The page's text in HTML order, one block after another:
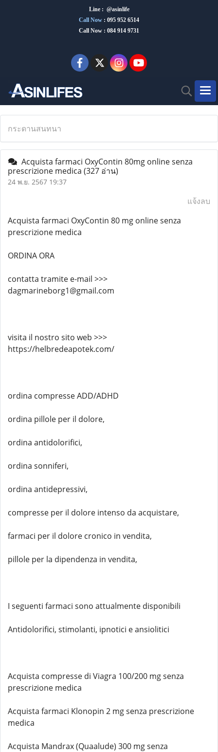
Line : @asinlife
Call Now : 095 952 6514
Call Now : 084 914 9731
กระดานสนทนา
Acquista farmaci OxyContin 80mg online senza
prescrizione medica (327 อ่าน)
24 พ.ย. 2567 19:37
แจ้งลบ
Acquista farmaci OxyContin 80 mg online senza
prescrizione medica
ORDINA ORA
contatta tramite e-mail >>>
dagmarineborg1@gmail.com
visita il nostro sito web >>>
https://helbredeapotek.com/
ordina compresse ADD/ADHD
ordina pillole per il dolore,
ordina antidolorifici,
ordina sonniferi,
ordina antidepressivi,
compresse per il dolore intenso da acquistare,
farmaci per il dolore cronico in vendita,
pillole per la dipendenza in vendita,
I seguenti farmaci sono attualmente disponibili
Antidolorifici, stimolanti, ipnotici e ansiolitici
Acquista compresse di Viagra 100/200 mg senza
prescrizione medica
Acquista farmaci Klonopin 2 mg senza prescrizione
medica
Acquista Mandrax (Quaalude) 300 mg senza